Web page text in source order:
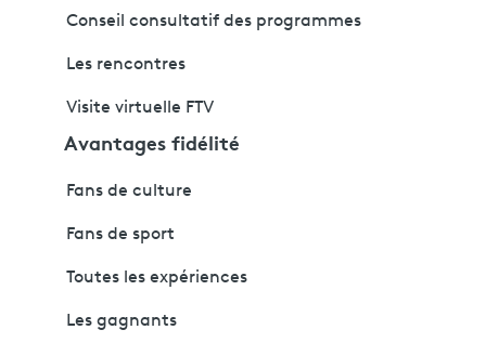
Conseil consultatif des programmes
Les rencontres
Visite virtuelle FTV
Avantages fidélité
Fans de culture
Fans de sport
Toutes les expériences
Les gagnants